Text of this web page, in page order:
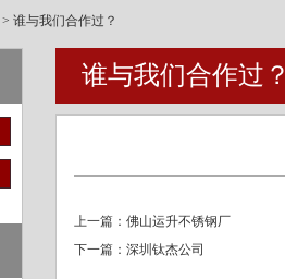
> 谁与我们合作过？
谁与我们合作过？
上一篇：佛山运升不锈钢厂
下一篇：深圳钛杰公司